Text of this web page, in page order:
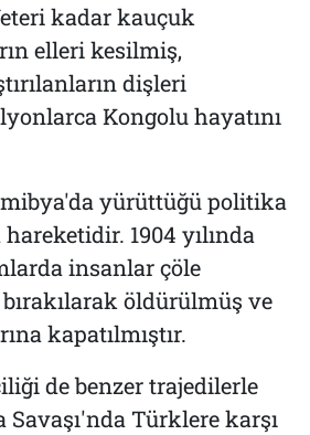
kadar kauçuk
elleri kesilmiş,
dişleri
Kongolu hayatını
yürüttüğü politika
1904 yılında
insanlar çöle
öldürülmüş ve
kapatılmıştır.
de benzer trajedilerle
Savaşı'nda Türklere karşı